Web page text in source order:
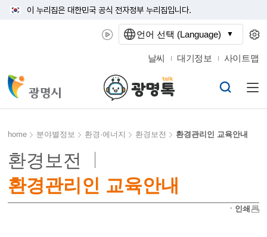
이 누리집은 대한민국 공식 전자정부 누리집입니다.
날씨 대기정보 사이트맵
home 분야별정보 환경·에너지 환경보전 환경관리인 교육안내
환경보전
환경관리인 교육안내
ㆍ인쇄
언어 선택 (Language)